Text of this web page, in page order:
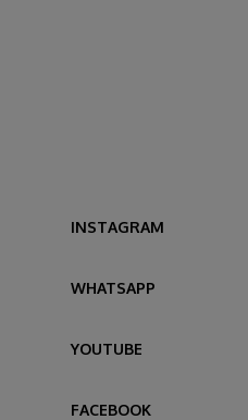
INSTAGRAM
WHATSAPP
YOUTUBE
FACEBOOK